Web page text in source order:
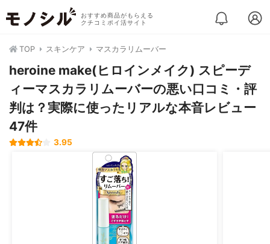
おすすめ商品がもらえる
クチコミポイ活サイト
TOP スキンケア マスカラリムーバー
heroine make(ヒロインメイク) スピーデ
ィーマスカラリムーバーの悪い口コミ・評
判は？実際に使ったリアルな本音レビュー
47件
3.95